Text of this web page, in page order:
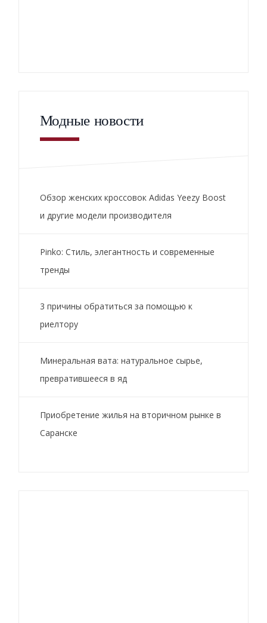
Модные новости
Обзор женских кроссовок Adidas Yeezy Boost
и другие модели производителя
Pinko: Стиль, элегантность и современные
тренды
3 причины обратиться за помощью к
риелтору
Минеральная вата: натуральное сырье,
превратившееся в яд
Приобретение жилья на вторичном рынке в
Саранске